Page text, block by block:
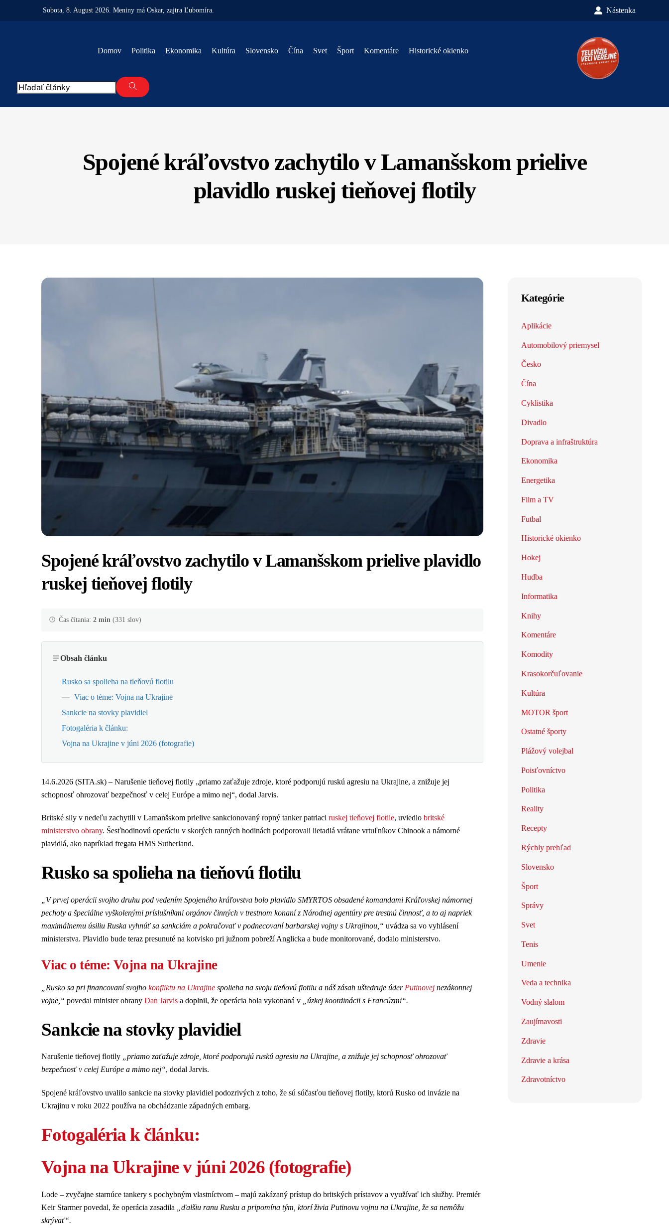
Sobota, 8. August 2026. Meniny má Oskar, zajtra Ľubomíra. Nástenka
Domov Politika Ekonomika Kultúra Slovensko Čína Svet Šport Komentáre Historické okienko
Spojené kráľovstvo zachytilo v Lamanšskom prielive
plavidlo ruskej tieňovej flotily
Spojené kráľovstvo zachytilo v Lamanšskom prielive plavidlo
ruskej tieňovej flotily
Čas čítania:2 min (331 slov)
Obsah článku
Rusko sa spolieha na tieňovú flotilu
Viac o téme: Vojna na Ukrajine
Sankcie na stovky plavidiel
Fotogaléria k článku:
Vojna na Ukrajine v júni 2026 (fotografie)
14.6.2026 (SITA.sk) – Narušenie tieňovej flotily „priamo zaťažuje zdroje, ktoré podporujú ruskú agresiu na Ukrajine, a znižuje jej
schopnosť ohrozovať bezpečnosť v celej Európe a mimo nej“, dodal Jarvis.
Britské sily v nedeľu zachytili v Lamanšskom prielive sankcionovaný ropný tanker patriaciruskej tieňovej flotile, uviedlobritské
ministerstvo obrany. Šesťhodinovú operáciu v skorých ranných hodinách podporovali lietadlá vrátane vrtuľníkov Chinook a námorné
plavidlá, ako napríklad fregata HMS Sutherland.
Rusko sa spolieha na tieňovú flotilu
„V prvej operácii svojho druhu pod vedením Spojeného kráľovstva bolo plavidlo SMYRTOS obsadené komandami Kráľovskej námornej
pechoty a špeciálne vyškolenými príslušníkmi orgánov činných v trestnom konaní z Národnej agentúry pre trestnú činnosť, a to aj napriek
maximálnemu úsiliu Ruska vyhnúť sa sankciám a pokračovať v podnecovaní barbarskej vojny s Ukrajinou,“ uvádza sa vo vyhlásení
ministerstva. Plavidlo bude teraz presunuté na kotvisko pri južnom pobreží Anglicka a bude monitorované, dodalo ministerstvo.
Viac o téme: Vojna na Ukrajine
„Rusko sa pri financovaní svojhokonfliktu na Ukrajine spolieha na svoju tieňovú flotilu a náš zásah uštedruje úder Putinovej nezákonnej
vojne,“ povedal minister obranyDan Jarvis a doplnil, že operácia bola vykonaná v „úzkej koordinácii s Francúzmi“.
Sankcie na stovky plavidiel
Narušenie tieňovej flotily
„priamo zaťažuje zdroje, ktoré podporujú ruskú agresiu na Ukrajine, a znižuje jej schopnosť ohrozovať
bezpečnosť v celej Európe a mimo nej“, dodal Jarvis.
Spojené kráľovstvo uvalilo sankcie na stovky plavidiel podozrivých z toho, že sú súčasťou tieňovej flotily, ktorú Rusko od invázie na
Ukrajinu v roku 2022 používa na obchádzanie západných embarg.
Fotogaléria k článku:
Vojna na Ukrajine v júni 2026 (fotografie)
Lode – zvyčajne starnúce tankery s pochybným vlastníctvom – majú zakázaný prístup do britských prístavov a využívať ich služby. Premiér
Keir Starmer povedal, že operácia zasadila
„ďalšiu ranu Rusku a pripomína tým, ktorí živia Putinovu vojnu na Ukrajine, že sa nemôžu
skrývať“.
Kategórie
Aplikácie
Automobilový priemysel
Česko
Čína
Cyklistika
Divadlo
Doprava a infraštruktúra
Ekonomika
Energetika
Film a TV
Futbal
Historické okienko
Hokej
Hudba
Informatika
Knihy
Komentáre
Komodity
Krasokorčuľovanie
Kultúra
MOTOR šport
Ostatné športy
Plážový volejbal
Poisťovníctvo
Politika
Reality
Recepty
Rýchly prehľad
Slovensko
Šport
Správy
Svet
Tenis
Umenie
Veda a technika
Vodný slalom
Zaujímavosti
Zdravie
Zdravie a krása
Zdravotníctvo